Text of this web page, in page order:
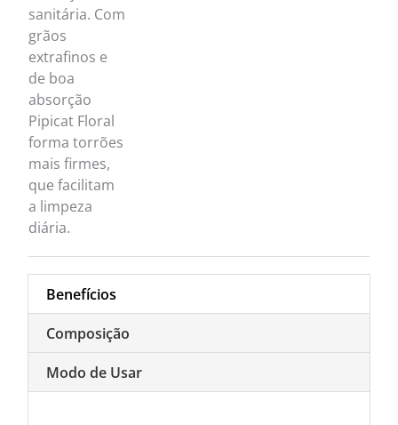
sanitária. Com
grãos
extrafinos e
de boa
absorção
Pipicat Floral
forma torrões
mais firmes,
que facilitam
a limpeza
diária.
Benefícios
Composição
Modo de Usar